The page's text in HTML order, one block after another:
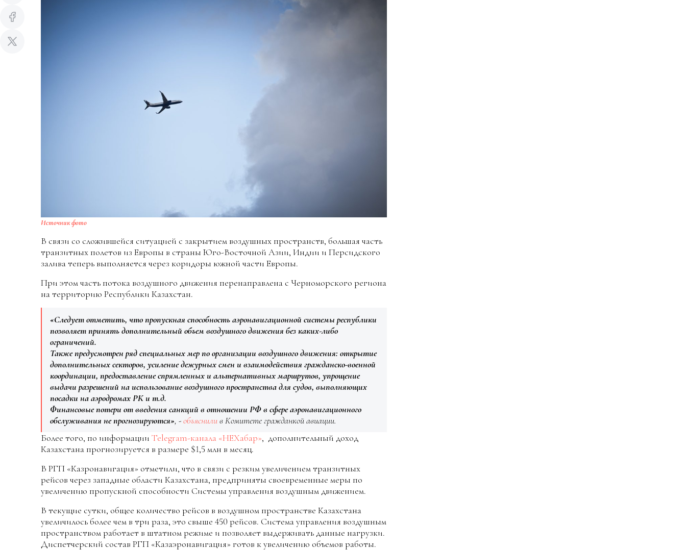
Источник фото
В связи со сложившейся ситуацией с закрытием воздушных пространств, большая часть
транзитных полетов из Европы в страны Юго-Восточной Азии, Индии и Персидского
залива теперь выполняется через коридоры южной части Европы.
При этом часть потока воздушного движения перенаправлена с Черноморского региона
на территорию Республики Казахстан.
«Следует отметить, что пропускная способность аэронавигационной системы республики
позволяет принять дополнительный объем воздушного движения без каких-либо
ограничений.
Также предусмотрен ряд специальных мер по организации воздушного движения: открытие
дополнительных секторов, усиление дежурных смен и взаимодействия гражданско-военной
координации, предоставление спрямленных и альтернативных маршрутов, упрощение
выдачи разрешений на использование воздушного пространства для судов, выполняющих
посадки на аэродромах РК и т.д.
Финансовые потери от введения санкций в отношении РФ в сфере аэронавигационного
обслуживания не прогнозируются», -объяснилив Комитете гражданкой авиации.
Более того, по информации Telegram-канала «НЕХабар», дополнительный доход
Казахстана прогнозируется в размере $1,5 млн в месяц.
В РГП «Казронавигация» отметили, что в связи с резким увеличением транзитных
рейсов через западные области Казахстана, предприняты своевременные меры по
увеличению пропускной способности Системы управления воздушным движением.
В текущие сутки, общее количество рейсов в воздушном пространстве Казахстана
увеличилось более чем в три раза, это свыше 450 рейсов. Система управления воздушным
пространством работает в штатном режиме и позволяет выдерживать данные нагрузки.
Диспетчерский состав РГП «Казаэронавигация» готов к увеличению объемов работы.